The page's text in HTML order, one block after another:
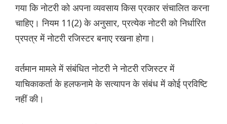
गया कि नोटरी को अपना व्यवसाय किस प्रकार संचालित करना
चाहिए। नियम 11(2) के अनुसार, प्रत्येक नोटरी को निर्धारित
प्रपत्र में नोटरी रजिस्टर बनाए रखना होगा।
वर्तमान मामले में संबंधित नोटरी ने नोटरी रजिस्टर में
याचिकाकर्ता के हलफनामे के सत्यापन के संबंध में कोई प्रविष्टि
नहीं की।